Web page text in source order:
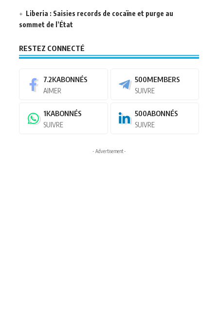
Liberia : Saisies records de cocaïne et purge au
sommet de l’État
RESTEZ CONNECTÉ
7.2KABONNÉS
AIMER
500MEMBERS
SUIVRE
1KABONNÉS
SUIVRE
500ABONNÉS
SUIVRE
- Advertisement -